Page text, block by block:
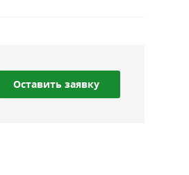
Оставить заявку